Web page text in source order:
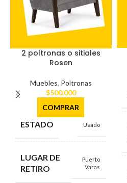
2 poltronas o sitiales
Rosen
Muebles, Poltronas
$500.000
COMPRAR
ESTADO Usado
LUGAR DE
RETIRO
Puerto
Varas